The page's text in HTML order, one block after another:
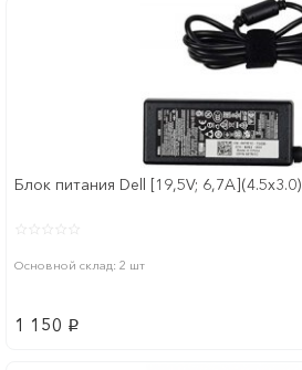
Блок питания Dell [19,5V; 6,7A](4.5x3.0)
Основной склад: 2 шт
1 150 p